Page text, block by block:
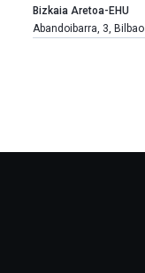
más,
Bilbao
la
Bizkaia Aretoa-EHU
Abandoibarra, 3, Bilbao